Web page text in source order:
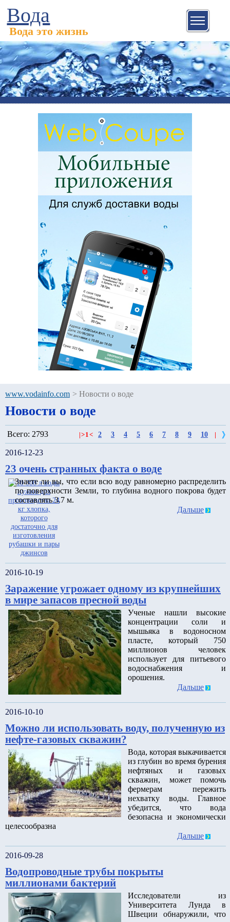
Вода
Вода это жизнь
www.vodainfo.com > Новости о воде
Новости о воде
Всего: 2793 >1< 2 3 4 5 6 7 8 9 10
2016-12-23
23 очень странных факта о воде
Знаете ли вы, что если всю воду равномерно распределить
по поверхности Земли, то глубина водного покрова будет
составлять 3.7 м.
Дальше
2016-10-19
Заражение угрожает одному из крупнейших
в мире запасов пресной воды
Ученые нашли высокие
концентрации соли и
мышьяка в водоносном
пласте, который 750
миллионов человек
использует для питьевого
водоснабжения и
орошения.
Дальше
2016-10-10
Можно ли использовать воду, полученную из
нефте-газовых скважин?
Вода, которая выкачивается
из глубин во время бурения
нефтяных и газовых
скважин, может помочь
фермерам пережить
нехватку воды. Главное
убедится, что вода
безопасна и экономически
целесообразна
Дальше
2016-09-28
Водопроводные трубы покрыты
миллионами бактерий
Исследователи из
Университета Лунда в
Швеции обнаружили, что